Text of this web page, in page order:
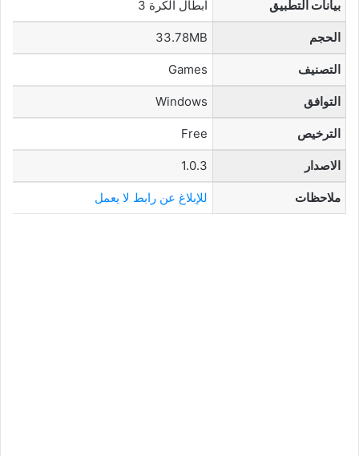
بيانات التطبيق ابطال الكرة 3
الحجم 33.78MB
التصنيف Games
التوافق Windows
الترخيص Free
الاصدار 1.0.3
ملاحظات للإبلاغ عن رابط لا يعمل